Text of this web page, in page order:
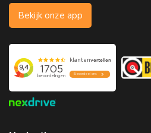
Bekijk onze app